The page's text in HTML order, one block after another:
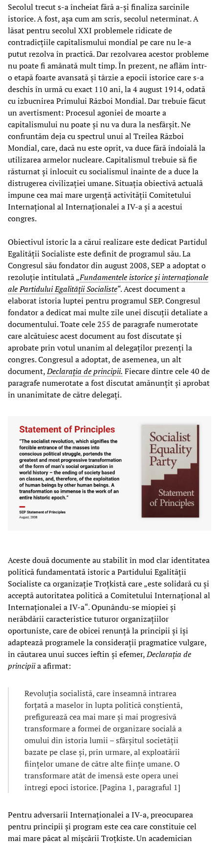
Secolul trecut s-a încheiat fără a-și finaliza sarcinile
istorice. A fost, așa cum am scris, secolul neterminat. A
lăsat pentru secolul XXI problemele ridicate de
contradicțiile capitalismului mondial pe care nu le-a
putut rezolva în practică. Dar rezolvarea acestor probleme
nu poate fi amânată mult timp. În prezent, ne aflăm într-
o etapă foarte avansată și târzie a epocii istorice care s-a
deschis în urmă cu exact 110 ani, la 4 august 1914, odată
cu izbucnirea Primului Război Mondial. Dar trebuie făcut
un avertisment: Procesul agoniei de moarte a
capitalismului nu poate și nu va dura la nesfârșit. Ne
confruntăm deja cu spectrul unui al Treilea Război
Mondial, care, dacă nu este oprit, va duce fără îndoială la
utilizarea armelor nucleare. Capitalismul trebuie să fie
răsturnat și înlocuit cu socialismul înainte de a duce la
distrugerea civilizației umane. Situația obiectivă actuală
impune cea mai mare urgență activității Comitetului
Internațional al Internaționalei a IV-a și a acestui
congres.
Obiectivul istoric la a cărui realizare este dedicat Partidul
Egalității Socialiste este definit de programul său. La
Congresul său fondator din august 2008, SEP a adoptat o
rezoluție intitulată „Fundamentele istorice și internaționale
ale Partidului Egalității Socialiste“. Acest document a
elaborat istoria luptei pentru programul SEP. Congresul
fondator a dedicat mai multe zile unei discuții detaliate a
documentului. Toate cele 255 de paragrafe numerotate
care alcătuiesc acest document au fost discutate și
aprobate prin votul unanim al delegaților prezenți la
congres. Congresul a adoptat, de asemenea, un alt
document,Declarația de principii. Fiecare dintre cele 40 de
paragrafe numerotate a fost discutat amănunțit și aprobat
în unanimitate de către delegați.
Aceste două documente au stabilit în mod clar identitatea
politică fundamentată istoric a Partidului Egalității
Socialiste ca organizație Troțkistă care „este solidară cu și
acceptă autoritatea politică a Comitetului Internațional al
Internaționalei a IV-a“. Opunându-se miopiei și
nerăbdării caracteristice tuturor organizațiilor
oportuniste, care de obicei renunță la principii și își
adaptează programele la considerații pragmatice vulgare,
în căutarea unui succes ieftin și efemer,Declarația de
principiia afirmat:
Revoluția socialistă, care înseamnă intrarea
forțată a maselor în lupta politică conștientă,
prefigurează cea mai mare și mai progresivă
transformare a formei de organizare socială a
omului din istoria lumii – sfârșitul societății
bazate pe clase și, prin urmare, al exploatării
ființelor umane de către alte ființe umane. O
transformare atât de imensă este opera unei
întregi epoci istorice. [Pagina 1, paragraful 1]
Pentru adversarii Internaționalei a IV-a, preocuparea
pentru principii și program este cea care constituie cel
mai mare păcat al mișcării Troțkiste. Un academician